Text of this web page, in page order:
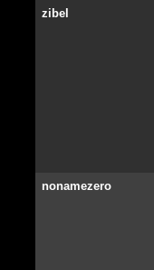
zibel
nonamezero